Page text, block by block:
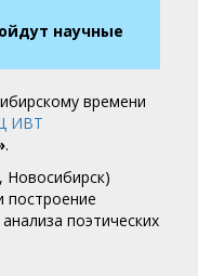
научные
времени
ИВТ
.
построение
поэтических